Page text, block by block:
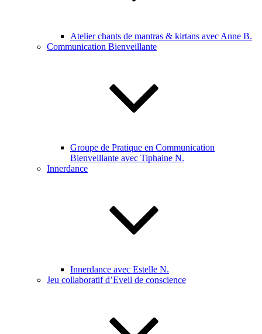
Atelier chants de mantras & kirtans avec Anne B.
Communication Bienveillante
Groupe de Pratique en Communication
Bienveillante avec Tiphaine N.
Innerdance
Innerdance avec Estelle N.
Jeu collaboratif d’Eveil de conscience